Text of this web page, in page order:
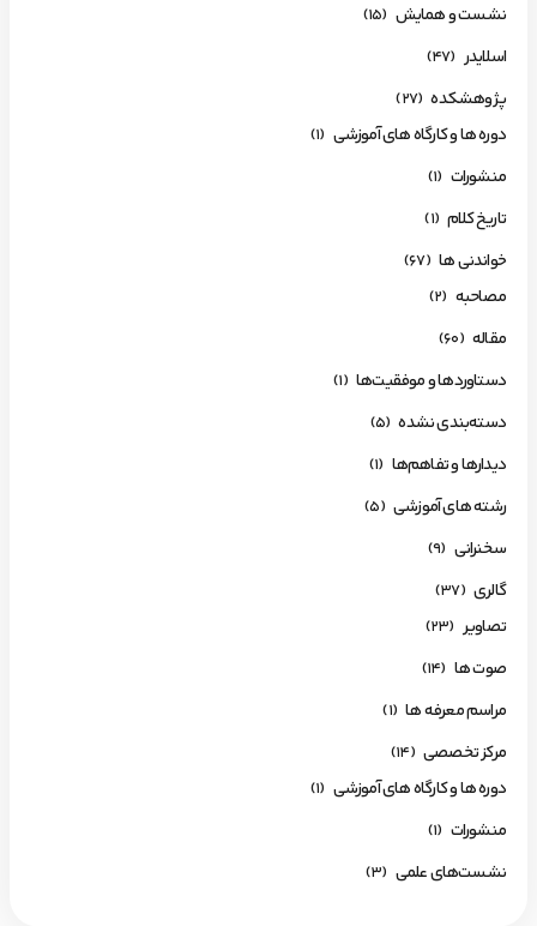
نشست و همایش (15)
اسلایدر (47)
پژوهشکده (27)
دوره ها و کارگاه های آموزشی (1)
منشورات (1)
تاریخ کلام (1)
خواندنی ها (67)
مصاحبه (2)
مقاله (60)
دستاوردها و موفقیت‌ها (1)
دسته‌بندی نشده (5)
دیدارها و تفاهم‌ها (1)
رشته های آموزشی (5)
سخنرانی (9)
گالری (37)
تصاویر (23)
صوت ها (14)
مراسم معرفه ها (1)
مرکز تخصصی (14)
دوره ها و کارگاه های آموزشی (1)
منشورات (1)
نشست‌های علمی (3)